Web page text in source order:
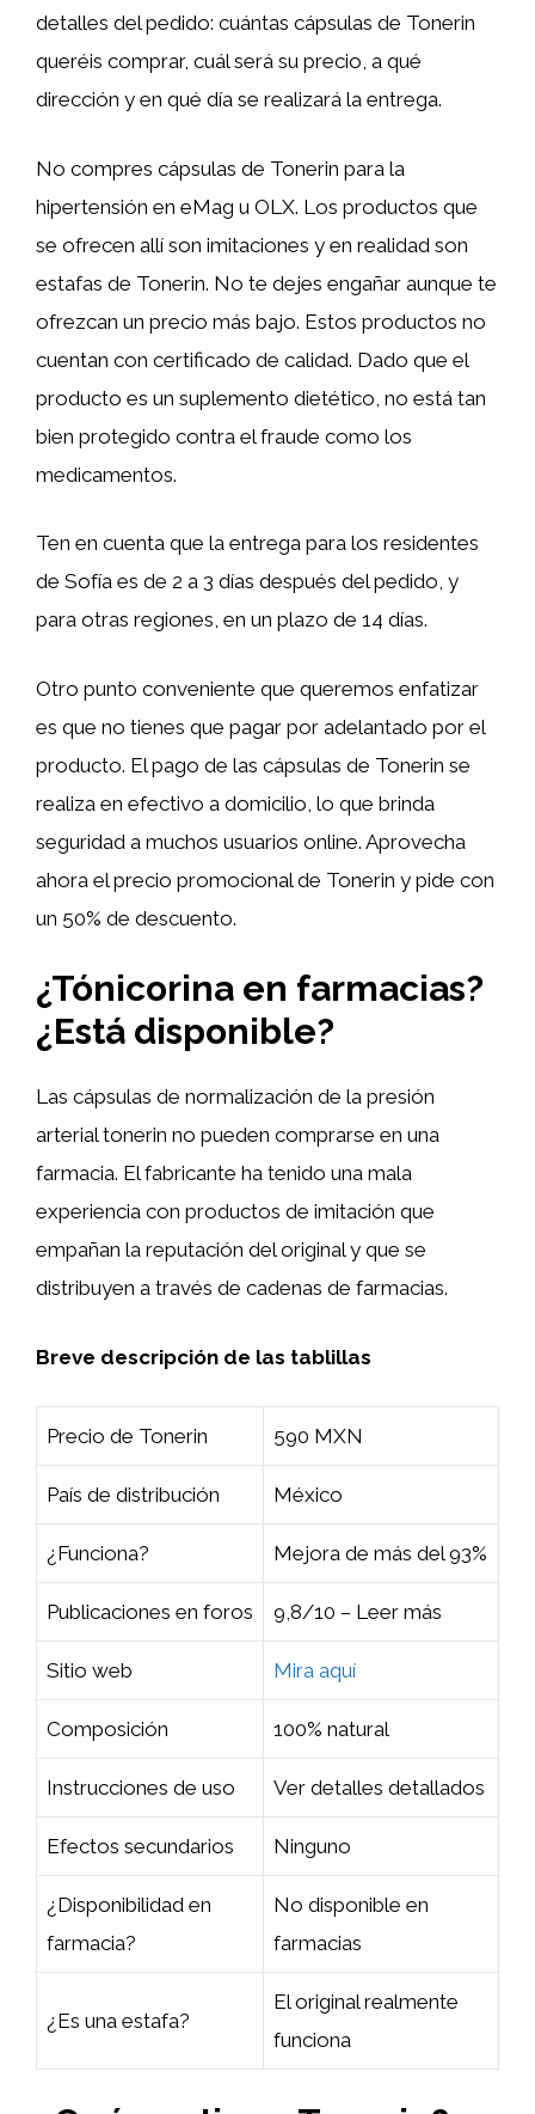
detalles del pedido: cuántas cápsulas de Tonerin
queréis comprar, cuál será su precio, a qué
dirección y en qué día se realizará la entrega.
No compres cápsulas de Tonerin para la
hipertensión en eMag u OLX. Los productos que
se ofrecen allí son imitaciones y en realidad son
estafas de Tonerin. No te dejes engañar aunque te
ofrezcan un precio más bajo. Estos productos no
cuentan con certificado de calidad. Dado que el
producto es un suplemento dietético, no está tan
bien protegido contra el fraude como los
medicamentos.
Ten en cuenta que la entrega para los residentes
de Sofía es de 2 a 3 días después del pedido, y
para otras regiones, en un plazo de 14 días.
Otro punto conveniente que queremos enfatizar
es que no tienes que pagar por adelantado por el
producto. El pago de las cápsulas de Tonerin se
realiza en efectivo a domicilio, lo que brinda
seguridad a muchos usuarios online. Aprovecha
ahora el precio promocional de Tonerin y pide con
un 50% de descuento.
¿Tónicorina en farmacias?
¿Está disponible?
Las cápsulas de normalización de la presión
arterial tonerin no pueden comprarse en una
farmacia. El fabricante ha tenido una mala
experiencia con productos de imitación que
empañan la reputación del original y que se
distribuyen a través de cadenas de farmacias.
Breve descripción de las tablillas
Precio de Tonerin 590 MXN
País de distribución México
¿Funciona? Mejora de más del 93%
Publicaciones en foros 9,8/10 – Leer más
Sitio web Mira aquí
Composición 100% natural
Instrucciones de uso Ver detalles detallados
Efectos secundarios Ninguno
¿Disponibilidad en
farmacia?
No disponible en
farmacias
¿Es una estafa?
El original realmente
funciona